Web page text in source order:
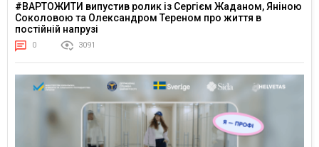
#ВАРТОЖИТИ випустив ролик із Сергієм Жаданом, Яніною
Соколовою та Олександром Тереном про життя в
постійній напрузі
0 3091